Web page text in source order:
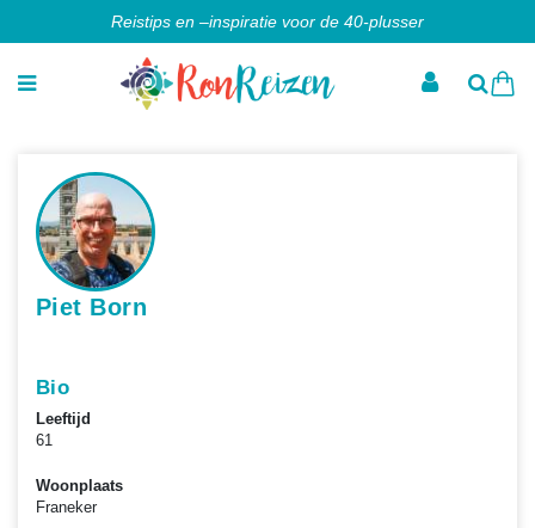
Reistips en –inspiratie voor de 40-plusser
Piet Born
Bio
Leeftijd
61
Woonplaats
Franeker